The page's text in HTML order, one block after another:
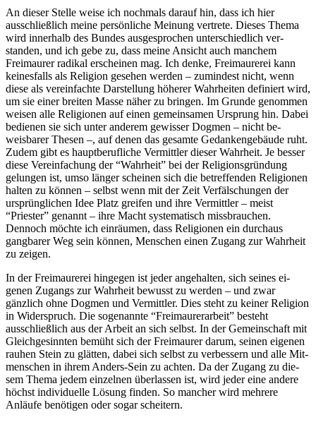
An dieser Stelle weise ich noch­mals darauf hin, dass ich hier
ausschließlich meine persönliche Meinung vertrete. Dieses Thema
wird innerhalb des Bundes aus­gesprochen unterschiedlich ver­
standen, und ich gebe zu, dass meine Ansicht auch manchem
Freimaurer radikal erscheinen mag. Ich denke, Freimaurerei kann
keinesfalls als Religion ge­sehen werden – zumindest nicht, wenn
diese als vereinfachte Dar­stellung höherer Wahrheiten de­finiert wird,
um sie einer breiten Masse näher zu bringen. Im Grunde genommen
weisen alle Religionen auf einen gemeinsa­men Ursprung hin. Dabei
bedie­nen sie sich unter anderem gewisser Dogmen – nicht be­
weisbarer Thesen –, auf denen das gesamte Gedankengebäude ruht.
Zudem gibt es hauptberuf­liche Vermittler dieser Wahrheit. Je besser
diese Vereinfachung der “Wahrheit” bei der Religions­gründung
gelungen ist, umso länger scheinen sich die betref­fenden Religionen
halten zu kön­nen – selbst wenn mit der Zeit Verfälschungen der
ursprüngli­chen Idee Platz greifen und ihre Vermittler – meist
“Priester” ge­nannt – ihre Macht systematisch missbrauchen.
Dennoch möchte ich einräumen, dass Religionen ein durchaus
gangbarer Weg sein können, Menschen einen Zugang zur Wahrheit
zu zeigen.
In der Freimaurerei hingegen ist jeder angehalten, sich seines ei­
genen Zugangs zur Wahrheit be­wusst zu werden – und zwar
gänzlich ohne Dogmen und Ver­mittler. Dies steht zu keiner Re­ligion
in Widerspruch. Die soge­nannte “Freimaurerarbeit” be­steht
ausschließlich aus der Ar­beit an sich selbst. In der Ge­meinschaft mit
Gleichgesinnten bemüht sich der Freimaurer dar­um, seinen eigenen
rauhen Stein zu glätten, dabei sich selbst zu verbessern und alle Mit­
menschen in ihrem Anders-Sein zu achten. Da der Zugang zu die­
sem Thema jedem einzelnen überlassen ist, wird jeder eine andere
höchst individuelle Lö­sung finden. So mancher wird mehrere
Anläufe benötigen oder sogar scheitern.